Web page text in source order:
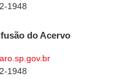
1948
do Acervo
1948